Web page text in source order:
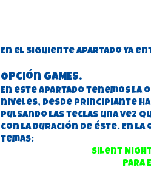
En el siguiente apartado ya
Opción GAMES.
En este apartado tenemos
niveles, desde principiante
pulsando las teclas una vez
con la duración de éste. En
temas:
Silent
Para